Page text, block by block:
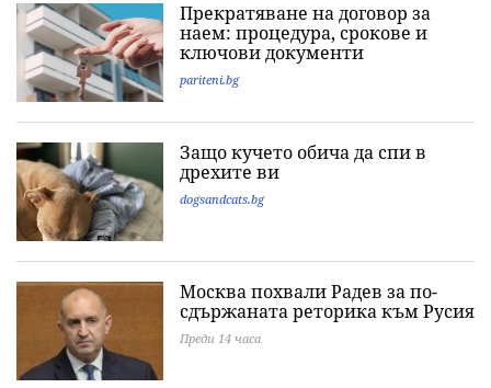
Прекратяване на договор за
наем: процедура, срокове и
ключови документи
pariteni.bg
Защо кучето обича да спи в
дрехите ви
dogsandcats.bg
Москва похвали Радев за по-
сдържаната реторика към Русия
Преди 14 часа